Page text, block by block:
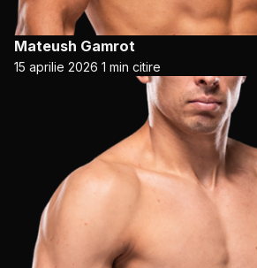
Mateush Gamrot
15 aprilie 2026 1 min citire